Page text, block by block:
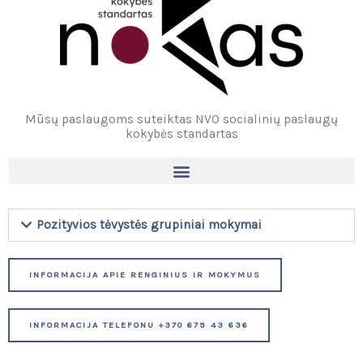
Mūsų paslaugoms suteiktas NVO socialinių paslaugų
kokybės standartas
Pozityvios tėvystės grupiniai mokymai
INFORMACIJA APIE RENGINIUS IR MOKYMUS
INFORMACIJA TELEFONU +370 679 43 636